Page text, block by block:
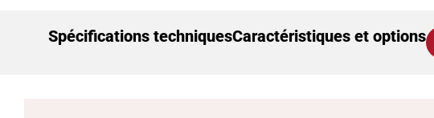
Spécifications techniquesCaractéristiques et options